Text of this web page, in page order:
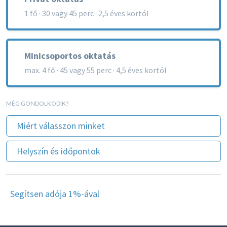
1 fő · 30 vagy 45 perc · 2,5 éves kortól
Minicsoportos oktatás
max. 4 fő · 45 vagy 55 perc · 4,5 éves kortól
MÉG GONDOLKODIK?
Miért válasszon minket
Helyszín és időpontok
Segítsen adója 1%-ával